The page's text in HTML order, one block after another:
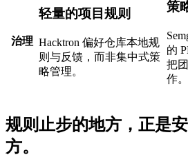
治理
轻量的项目规则
Hacktron 偏好仓库本地规
则与反馈，而非集中式策
略管理。
策
的
把
作。
规则止步的地方，正是
方。